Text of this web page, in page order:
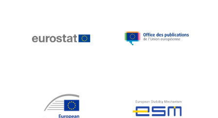
Katharien L.C. Hunt
Klaus-Heiner Lehne
Koen LENAERTS